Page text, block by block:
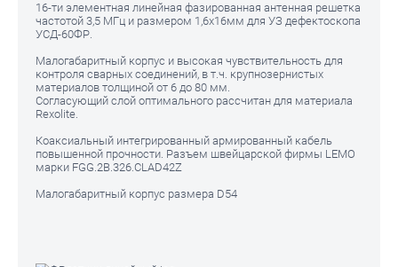
16-ти элементная линейная фазированная антенная решетка
частотой 3,5 МГц и размером 1,6х16мм для УЗ дефектоскопа
УСД-60ФР.
Малогабаритный корпус и высокая чувствительность для
контроля сварных соединений, в т.ч. крупнозернистых
материалов толщиной от 6 до 80 мм.
Согласующий слой оптимального раcсчитан для материала
Rexolite.
Коаксиальный интегрированный армированный кабель
повышенной прочности. Разъем швейцарской фирмы LEMO
марки FGG.2B.326.CLAD42Z
Малогабаритный корпус размера D54